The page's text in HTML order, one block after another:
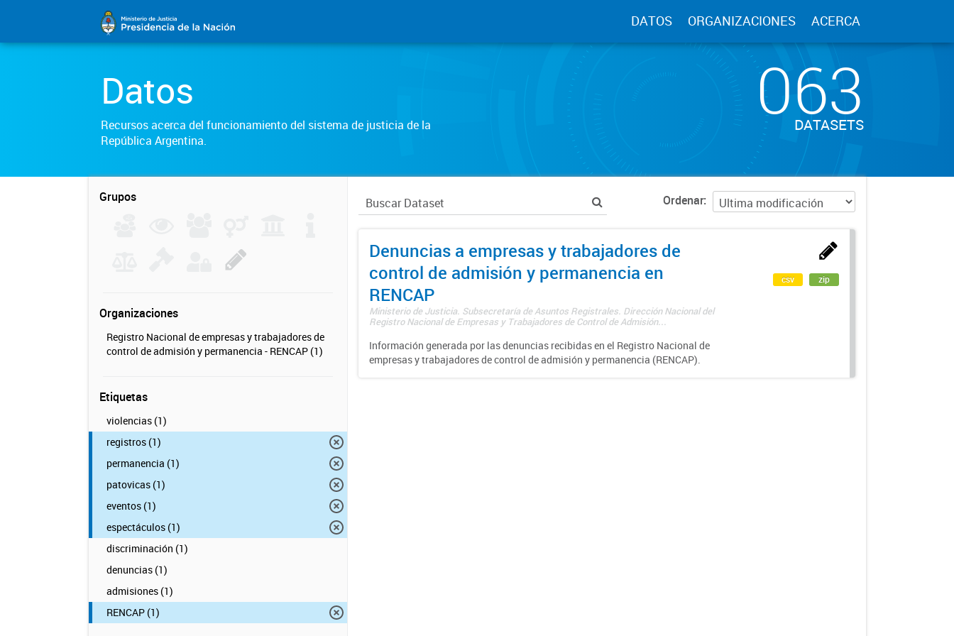
DATOS ORGANIZACIONES ACERCA
Datos
Recursos acerca del funcionamiento del sistema de justicia de la
República Argentina.
063
DATASETS
Grupos
Organizaciones
Registro Nacional de empresas y trabajadores de
control de admisión y permanencia - RENCAP (1)
Etiquetas
violencias (1)
registros (1)
permanencia (1)
patovicas (1)
eventos (1)
espectáculos (1)
discriminación (1)
denuncias (1)
admisiones (1)
RENCAP (1)
Ordenar
Denuncias a empresas y trabajadores de
control de admisión y permanencia en
RENCAP
Ministerio de Justicia. Subsecretaría de Asuntos Registrales. Dirección Nacional del
Registro Nacional de Empresas y Trabajadores de Control de Admisión...
Información generada por las denuncias recibidas en el Registro Nacional de
empresas y trabajadores de control de admisión y permanencia (RENCAP).
csv zip